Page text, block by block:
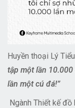
Huyền thoại Lý
tập một lần
lần một cú đá!”
Ngành Thiết kế